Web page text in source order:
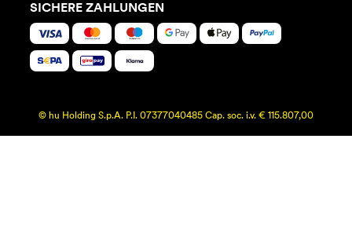
SICHERE ZAHLUNGEN
© hu Holding S.p.A. P.I. 07377040485 Cap. soc. i.v. € 115.807,00